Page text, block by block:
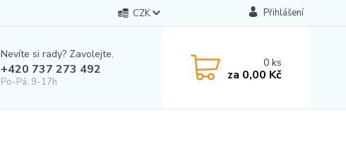
CZK Přihlášení
Nevíte si rady? Zavolejte.
+420 737 273 492
Po-Pá, 9-17h
0ks
za 0,00 Kč